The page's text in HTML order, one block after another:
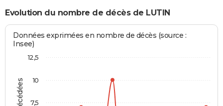
Evolution du nombre de décès de LUTIN
Données exprimées en nombre de décès (source :
Insee)
7,5
10
12,5